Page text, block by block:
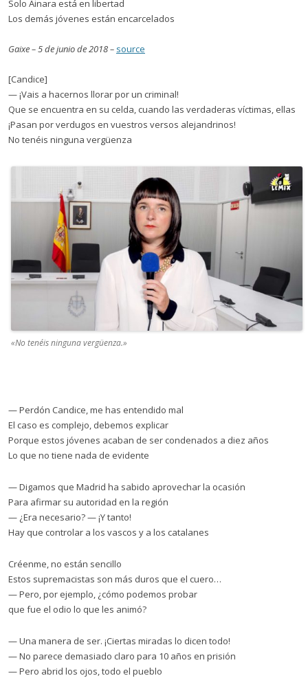
Solo Ainara está en libertad
Los demás jóvenes están encarcelados
Gaixe – 5 de junio de 2018 – source
[Candice]
— ¡Vais a hacernos llorar por un criminal!
Que se encuentra en su celda, cuando las verdaderas víctimas, ellas
¡Pasan por verdugos en vuestros versos alejandrinos!
No tenéis ninguna vergüenza
«No tenéis ninguna vergüenza.»
— Perdón Candice, me has entendido mal
El caso es complejo, debemos explicar
Porque estos jóvenes acaban de ser condenados a diez años
Lo que no tiene nada de evidente
— Digamos que Madrid ha sabido aprovechar la ocasión
Para afirmar su autoridad en la región
— ¿Era necesario? — ¡Y tanto!
Hay que controlar a los vascos y a los catalanes
Créenme, no están sencillo
Estos supremacistas son más duros que el cuero…
— Pero, por ejemplo, ¿cómo podemos probar
que fue el odio lo que les animó?
— Una manera de ser. ¡Ciertas miradas lo dicen todo!
— No parece demasiado claro para 10 años en prisión
— Pero abrid los ojos, todo el pueblo